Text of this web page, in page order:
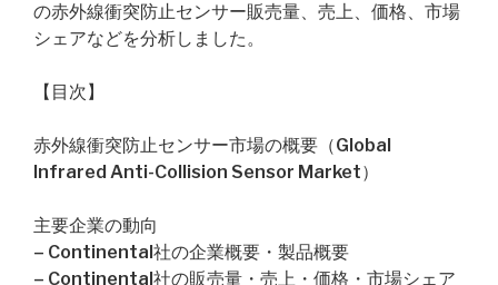
の赤外線衝突防止センサー販売量、売上、価格、市場
シェアなどを分析しました。
【目次】
赤外線衝突防止センサー市場の概要（Global
Infrared Anti-Collision Sensor Market）
主要企業の動向
– Continental社の企業概要・製品概要
– Continental社の販売量・売上・価格・市場シェア